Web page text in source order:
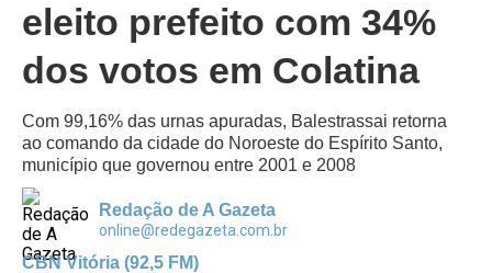
eleito prefeito com 34%
dos votos em Colatina
Com 99,16% das urnas apuradas, Balestrassai retorna
ao comando da cidade do Noroeste do Espírito Santo,
município que governou entre 2001 e 2008
Redação de A Gazeta
online@redegazeta.com.br
CBN Vitória (92,5 FM)